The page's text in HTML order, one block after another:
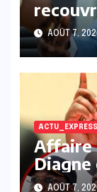
de 22
AOÛT 7,
ACTU_EXPRESS
Affaire
Diagne
plus de
AOÛT 7,